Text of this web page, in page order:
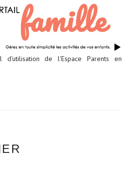
d'utilisation de l'Espace Parents en